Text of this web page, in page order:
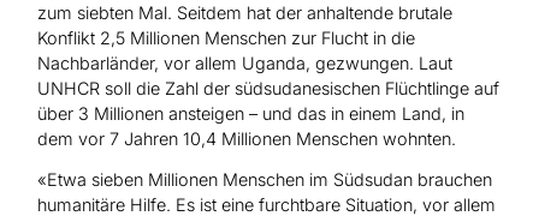
zum siebten Mal. Seitdem hat der anhaltende brutale
Konflikt 2,5 Millionen Menschen zur Flucht in die
Nachbarländer, vor allem Uganda, gezwungen. Laut
UNHCR soll die Zahl der südsudanesischen Flüchtlinge auf
über 3 Millionen ansteigen – und das in einem Land, in
dem vor 7 Jahren 10,4 Millionen Menschen wohnten.
«Etwa sieben Millionen Menschen im Südsudan brauchen
humanitäre Hilfe. Es ist eine furchtbare Situation, vor allem